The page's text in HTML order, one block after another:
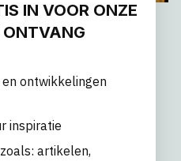
IN VOOR ONZE
ONTVANG
ontwikkelingen
inspiratie
artikelen,